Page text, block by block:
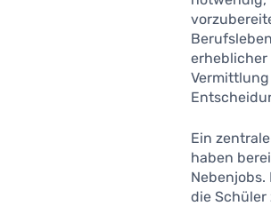
Ein
haben
die Schüler